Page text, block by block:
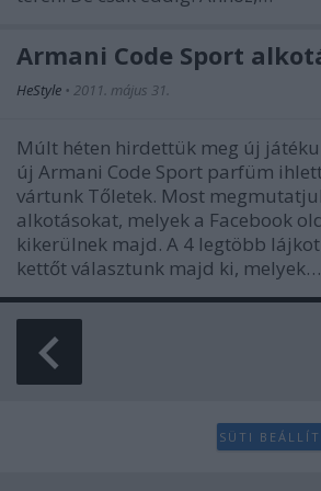
Armani Code Sport
HeStyle • 2011. május 31.
Múlt héten hirdettük meg új
új Armani Code Sport parfüm
vártunk Tőletek. Most
alkotásokat, melyek a Facebook
kikerülnek majd. A 4 legtöbb
kettőt választunk majd ki, melyek…
SÜTI